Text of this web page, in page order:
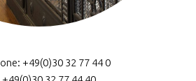
+49(0)30 32 77 44 0